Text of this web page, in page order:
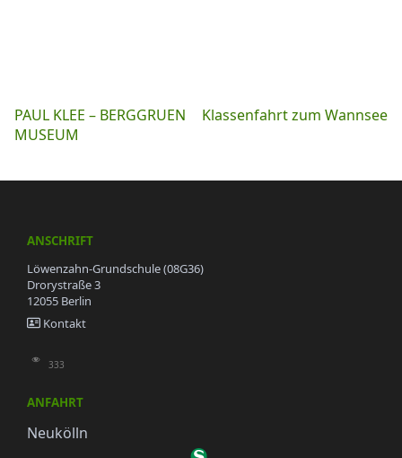
Beitragsnavigation
PAUL KLEE – BERGGRUEN
MUSEUM
Klassenfahrt zum Wannsee
ANSCHRIFT
Löwenzahn-Grundschule (08G36)
Drorystraße 3
12055 Berlin
Kontakt
333
ANFAHRT
Neukölln